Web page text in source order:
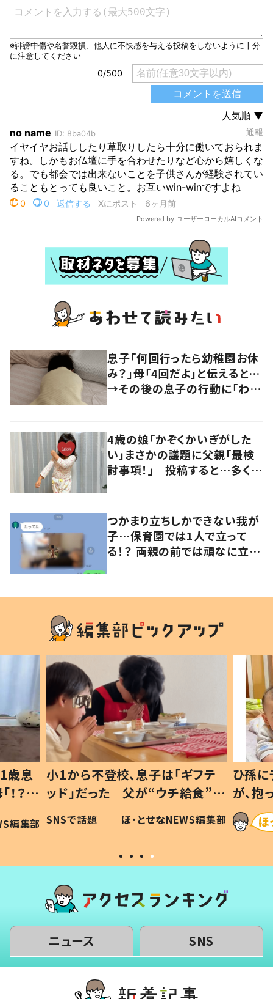
息子「何回行ったら幼稚園お休
み？」母「4回だよ」と伝えると…
→その後の息子の行動に「わか
4歳の娘「かぞくかいぎがした
い」まさかの議題に父親「最検
討事項！」 投稿すると…多くの
つかまり立ちしかできない我が
子…保育園では1人で立って
る！？ 両親の前では頑なに立た
歳息
？」
編集部
小1から不登校、息子は「ギフテ
ッド」だった 父が“ウチ給食”を
作り続ける理由とは #令和の親
#令和の子
SNSで話題 ほ・とせなNEWS編集部
ひ孫
が、
「涙が
い」
ニュース SNS